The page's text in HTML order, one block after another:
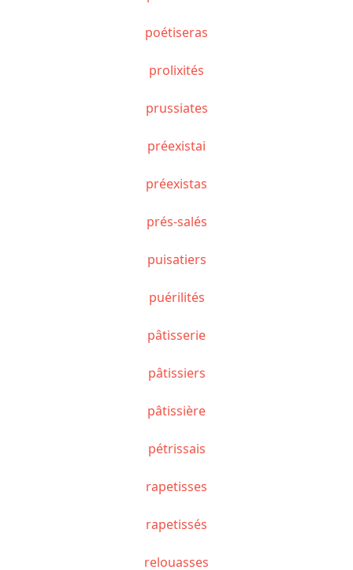
poétiseras
prolixités
prussiates
préexistai
préexistas
prés-salés
puisatiers
puérilités
pâtisserie
pâtissiers
pâtissière
pétrissais
rapetisses
rapetissés
relouasses